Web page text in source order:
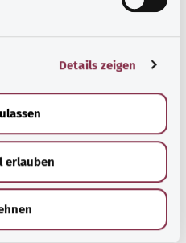
Details zeigen
erlauben
Deutschland haben
Wer über diese Rechte gut